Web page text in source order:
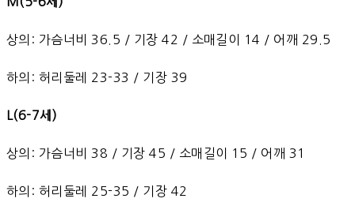
상의: 가슴너비 36.5 / 기장 42 / 소매길이 14 / 어깨 29.5
하의: 허리둘레 23-33 / 기장 39
L(6-7세)
상의: 가슴너비 38 / 기장 45 / 소매길이 15 / 어깨 31
하의: 허리둘레 25-35 / 기장 42